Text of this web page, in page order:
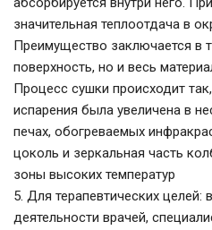
значительная теплоотдача в
Преимущество заключается в
поверхность, но и весь
Процесс сушки происходит
испарения была увеличена в
печах, обогреваемых
цоколь и зеркальная часть
зоны высоких температур
5. Для терапевтических целей:
деятельности врачей,